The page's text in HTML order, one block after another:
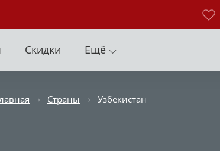
Скидки Ещё
Страны Узбекистан